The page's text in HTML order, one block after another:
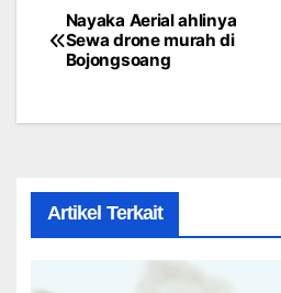
Post
navigation
Nayaka Aerial ahlinya
Sewa drone murah di
Bojongsoang
Artikel Terkait